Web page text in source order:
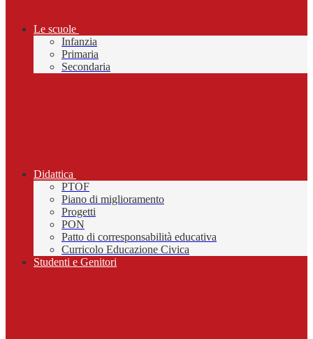
Le scuole
Infanzia
Primaria
Secondaria
Didattica
PTOF
Piano di miglioramento
Progetti
PON
Patto di corresponsabilità educativa
Curricolo Educazione Civica
Studenti e Genitori